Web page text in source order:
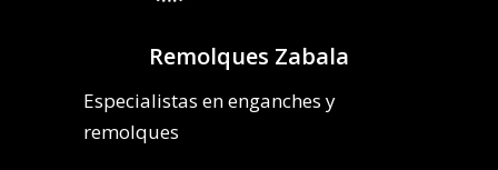
Remolques Zabala
Especialistas en enganches y
remolques